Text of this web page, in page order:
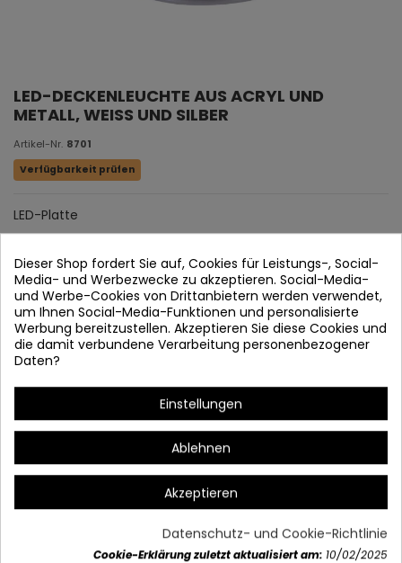
LED-DECKENLEUCHTE AUS ACRYL UND
METALL, WEISS UND SILBER
Artikel-Nr. 8701
Verfügbarkeit prüfen
LED-Platte
Dieser Shop fordert Sie auf, Cookies für Leistungs-, Social-
Media- und Werbezwecke zu akzeptieren. Social-Media-
und Werbe-Cookies von Drittanbietern werden verwendet,
um Ihnen Social-Media-Funktionen und personalisierte
Werbung bereitzustellen. Akzeptieren Sie diese Cookies und
die damit verbundene Verarbeitung personenbezogener
Daten?
Einstellungen
Ablehnen
Akzeptieren
Datenschutz- und Cookie-Richtlinie
Cookie-Erklärung zuletzt aktualisiert am: 10/02/2025